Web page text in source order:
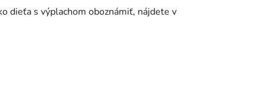
dieťa s výplachom oboznámiť, nájdete v